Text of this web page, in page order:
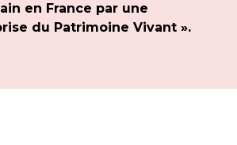
en France par une
du Patrimoine Vivant ».